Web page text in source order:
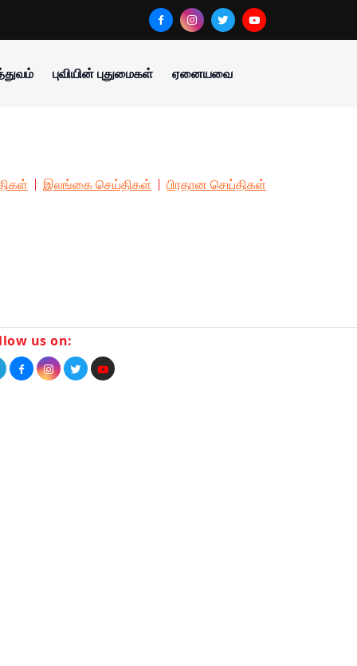
புவியின் புதுமைகள் ஏனையவை
இலங்கை செய்திகள் பிரதான செய்திகள்
us on: